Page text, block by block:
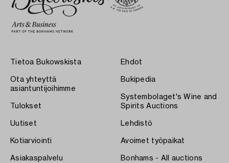
Tietoa Bukowskista
Ota yhteyttä
asiantuntijoihimme
Tulokset
Uutiset
Kotiarviointi
Asiakaspalvelu
Ehdot
Bukipedia
Systembolaget's Wine and
Spirits Auctions
Lehdistö
Avoimet työpaikat
Bonhams - All auctions